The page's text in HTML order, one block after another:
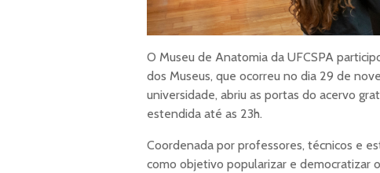
O Museu de Anatomia da UFCSPA
dos Museus, que ocorreu no dia 29 de
universidade, abriu as portas do acervo
estendida até as 23h.
Coordenada por professores, técnicos e
como objetivo popularizar e democratizar